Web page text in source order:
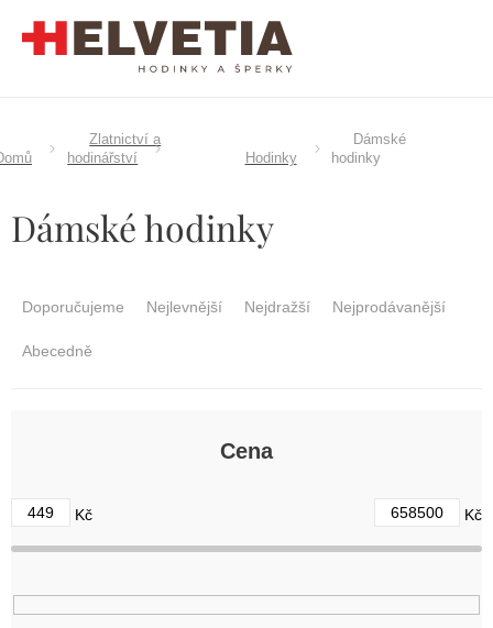
Zlatnictví a
hodinářství
Hodinky
Dámské
hodinky
Dámské hodinky
d
u
k
ů
Doporučujeme Nejlevnější Nejdražší Nejprodávanější
Abecedně
Cena
449 Kč 658500 Kč